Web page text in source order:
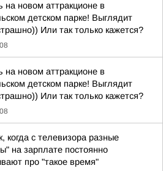
на новом аттракционе в
детском парке! Выглядит
Или так только кажется?
на новом аттракционе в
детском парке! Выглядит
Или так только кажется?
когда с телевизора разные
на зарплате постоянно
про "такое время"